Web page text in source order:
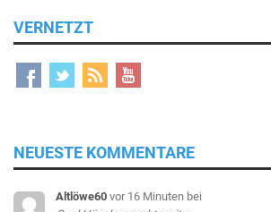
VERNETZT
NEUESTE KOMMENTARE
Altlöwe60 vor 16 Minuten bei